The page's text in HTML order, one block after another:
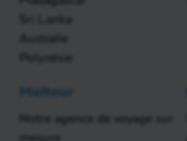
Sri Lanka
Australie
Polynésie
Meltour
Notre agence de voyage sur
mesure